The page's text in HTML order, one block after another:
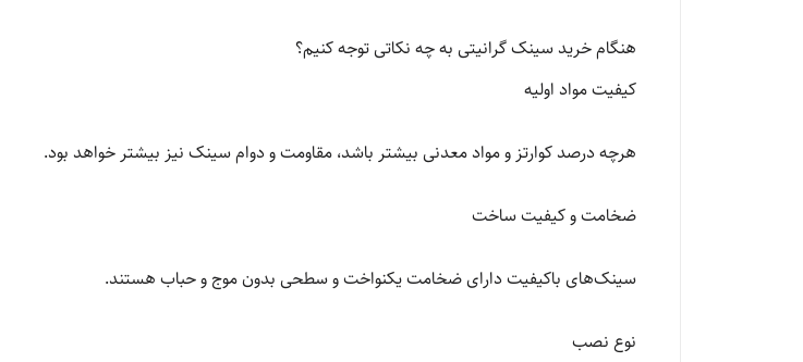
هنگام خرید سینک گرانیتی به چه نکاتی توجه کنیم؟
کیفیت مواد اولیه
هرچه درصد کوارتز و مواد معدنی بیشتر باشد، مقاومت و دوام سینک نیز بیشتر خواهد بود.
ضخامت و کیفیت ساخت
سینک‌های باکیفیت دارای ضخامت یکنواخت و سطحی بدون موج و حباب هستند.
نوع نصب